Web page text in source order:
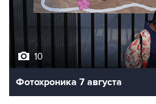
10
Фотохроника 7 августа